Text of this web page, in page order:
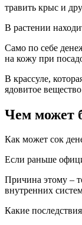
травить крыс и
В растении
Само по себе
на кожу при
В крассуле,
ядовитое
Чем может
Как может сок
Если раньше
Причина этому –
внутренних
Какие